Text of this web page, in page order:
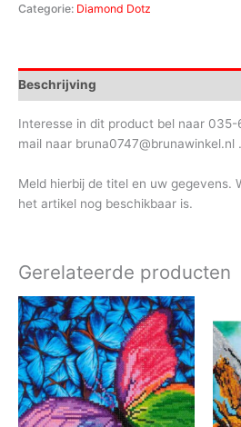
Categorie: Diamond Dotz
Beschrijving
Interesse in dit product bel naar
mail naar bruna0747@brunawinkel.nl .
Meld hierbij de titel en uw gegevens.
het artikel nog beschikbaar is.
Gerelateerde producten